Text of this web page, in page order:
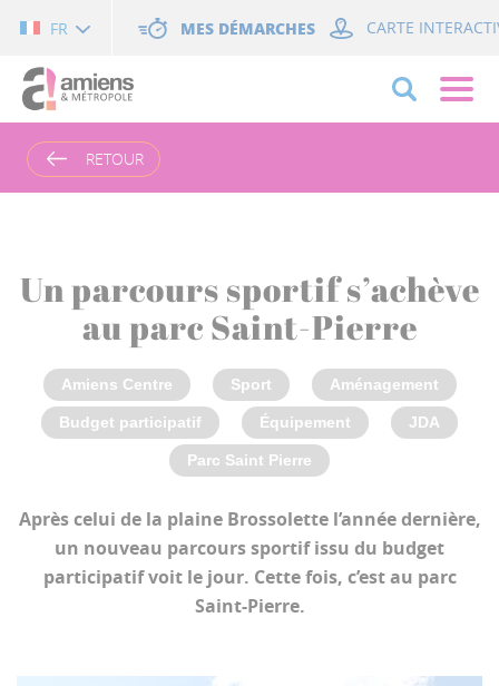
FR MES DÉMARCHES CARTE
RETOUR
Un parcours sportif s’achève
au parc Saint-Pierre
Amiens Centre Sport Aménagement
Budget participatif Équipement JDA
Parc Saint Pierre
Après celui de la plaine Brossolette l’année dernière,
un nouveau parcours sportif issu du budget
participatif voit le jour. Cette fois, c’est au parc
Saint-Pierre.